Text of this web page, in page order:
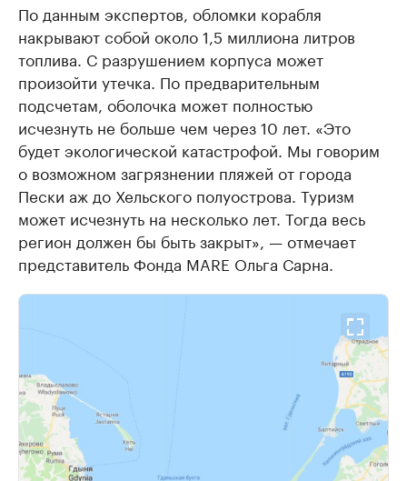
По данным экспертов, обломки корабля
накрывают собой около 1,5 миллиона литров
топлива. С разрушением корпуса может
произойти утечка. По предварительным
подсчетам, оболочка может полностью
исчезнуть не больше чем через 10 лет. «Это
будет экологической катастрофой. Мы говорим
о возможном загрязнении пляжей от города
Пески аж до Хельского полуострова. Туризм
может исчезнуть на несколько лет. Тогда весь
регион должен бы быть закрыт», — отмечает
представитель Фонда MARE Ольга Сарна.